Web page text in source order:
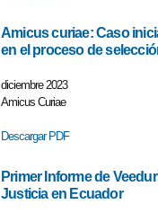
Amicus curiae: Caso
en el proceso de
diciembre 2023
Amicus Curiae
Descargar PDF
Primer Informe de
Justicia en Ecuador